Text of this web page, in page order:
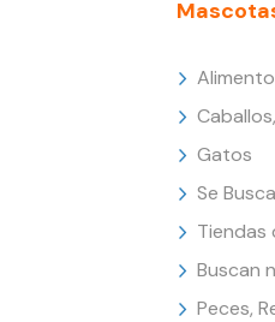
Gatos
Se Busca
Tiendas
Buscan
Peces,